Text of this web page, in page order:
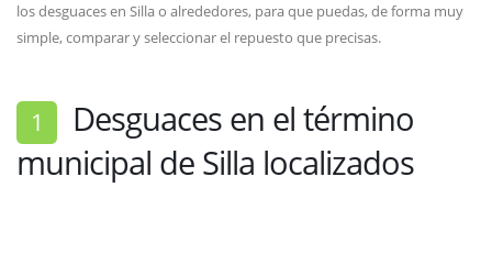
los desguaces en Silla o alrededores, para que puedas, de forma muy
simple, comparar y seleccionar el repuesto que precisas.
1 Desguaces en el término
municipal de Silla localizados